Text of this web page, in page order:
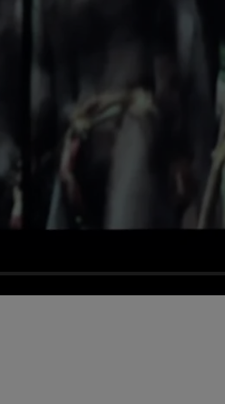
présentés à la
2017 permet aux publics de
complète :